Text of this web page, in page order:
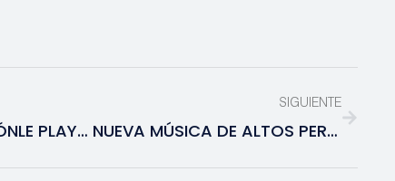
SIGUIENTE
PÓNLE PLAY… NUEVA MÚSICA DE ALTOS PERFILES